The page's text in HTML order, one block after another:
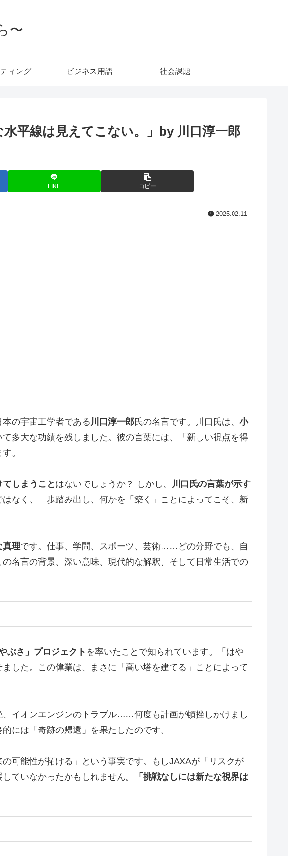
〜
ィング ビジネス用語 社会課題
平線は見えてこない。」by 川口淳一郎
LINE コピー
2025.02.11
の宇宙工学者である 川口淳一郎氏の名言です。川口氏は、 小
多大な功績を残しました。彼の言葉には、「新しい視点を得
。
てしまうことはないでしょうか？ しかし、
川口氏の言葉が示す
なく、一歩踏み出し、何かを「築く」ことによってこそ、新
真理です。仕事、学問、スポーツ、芸術……どの分野でも、自
名言の背景、深い意味、現代的な解釈、そして日常生活での
ぶさ」プロジェクト を率いたことで知られています。「はや
ました。この偉業は、まさに「高い塔を建てる」ことによって
、イオンエンジンのトラブル……何度も計画が頓挫しかけまし
には「奇跡の帰還」を果たしたのです。
可能性が拓ける」という事実です。もしJAXAが「リスクが
ていなかったかもしれません。
「挑戦なしには新たな視界は